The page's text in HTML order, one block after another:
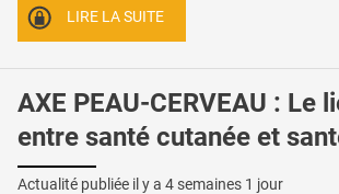
LIRE LA SUITE
AXE PEAU-CERVEAU : Le
entre santé cutanée et
Actualité publiée il y a 4 semaines 1 jour